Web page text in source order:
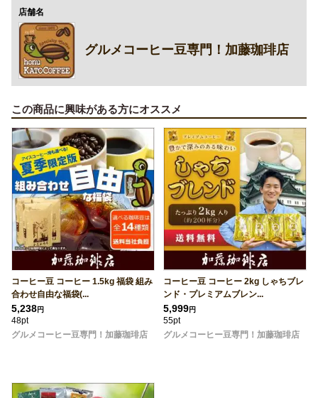
店舗名
グルメコーヒー豆専門！加藤珈琲店
この商品に興味がある方にオススメ
コーヒー豆 コーヒー 1.5kg 福袋 組み
合わせ自由な福袋(...
5,238円
48pt
グルメコーヒー豆専門！加藤珈琲店
コーヒー豆 コーヒー 2kg しゃちブレ
ンド・プレミアムブレン...
5,999円
55pt
グルメコーヒー豆専門！加藤珈琲店